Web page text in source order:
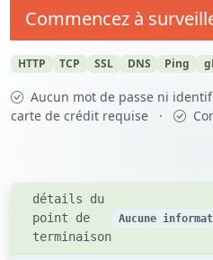
Commencez à
HTTP TCP SSL DNS Ping
Aucun mot de passe ni
carte de crédit requise
·
détails du
point de
terminaison
Aucune